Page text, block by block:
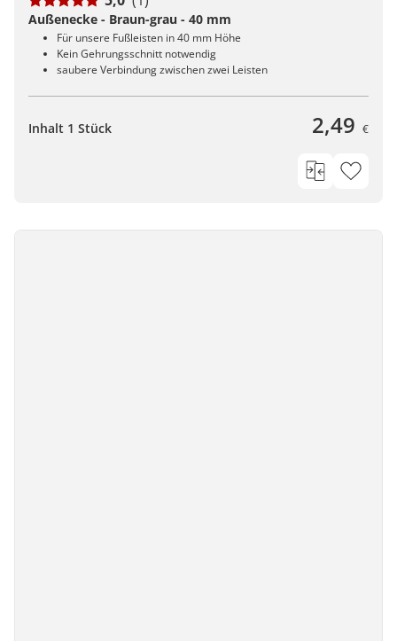
Außenecke - Braun-grau - 40 mm
Für unsere Fußleisten in 40 mm Höhe
Kein Gehrungsschnitt notwendig
saubere Verbindung zwischen zwei Leisten
Inhalt 1 Stück 2,49 €